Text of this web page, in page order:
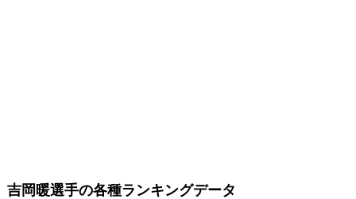
吉岡暖選手の各種ランキングデータ